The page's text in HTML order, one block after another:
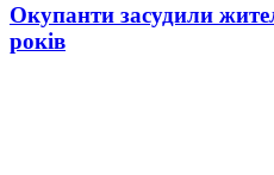
Окупанти засудили
років